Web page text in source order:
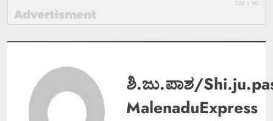
ಶಿ.ಜು.ಪಾಶ/
MalenaduExpress